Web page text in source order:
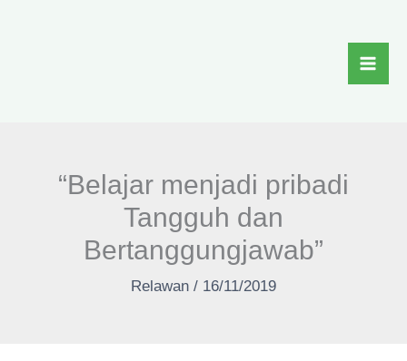
“Belajar menjadi pribadi
Tangguh dan
Bertanggungjawab”
Relawan / 16/11/2019